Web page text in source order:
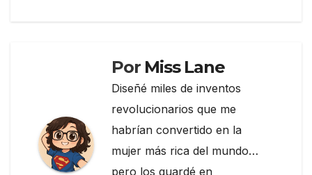
Por Miss Lane
Diseñé miles de inventos
revolucionarios que me
habrían convertido en la
mujer más rica del mundo…
pero los guardé en